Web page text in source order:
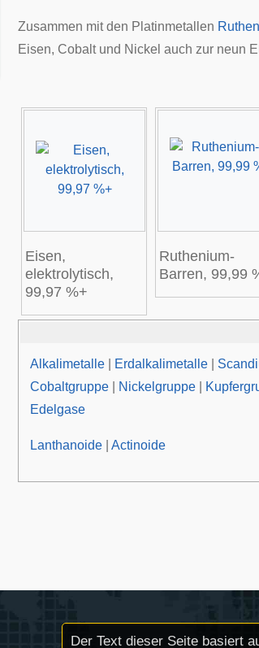
Zusammen mit den Platinmetallen
Eisen, Cobalt und Nickel auch zur neun
Eisen,
elektrolytisch,
99,97 %+
Ruthenium-
Barren, 99,99
Alkalimetalle Erdalkalimetalle
Cobaltgruppe
Nickelgruppe
Edelgase
Lanthanoide Actinoide
Der Text dieser Seite basiert